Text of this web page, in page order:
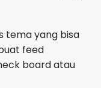
tema yang bisa
feed
board atau